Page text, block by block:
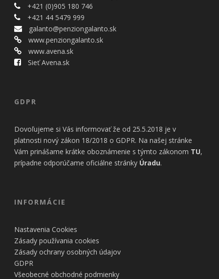
+421 (0)905 180 746
+421 44 5479 999
galanto@penziongalanto.sk
www.penziongalanto.sk
www.avena.sk
Sieť Avena.sk
GDPR
Dovoľujeme si Vás informovať že od 25.5.2018 je v
platnosti nový zákon 18/2018 o GDPR. Na našej stránke
Vám prinášame krátke oboznámenie s týmto zákonom TU,
prípadne odporúčame oficiálne stránky Úradu.
INFORMÁCIE
Nastavenia Cookies
Zásady používania cookies
Zásady ochrany osobných údajov
GDPR
Všeobecné obchodné podmienky